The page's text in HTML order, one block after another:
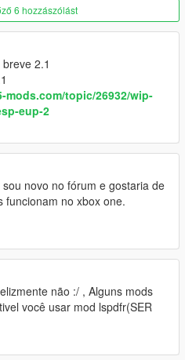
Steam > steamapps >
> lspdfr
CONFIGURADO, extract
> Steam > steamapps >
plugins > LSPDFR
AND MORE]
6 hozzászólást
2.1
mods.com/topic/26932/wip-
eup-2
novo no fórum e gostaria de
funcionam no xbox one.
não :/ , Alguns mods
você usar mod lspdfr(SER